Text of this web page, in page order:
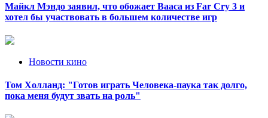
Майкл Мэндо заявил, что обожает Вааса из Far Cry 3 и
хотел бы участвовать в большем количестве игр
Новости кино
Том Холланд: "Готов играть Человека-паука так долго,
пока меня будут звать на роль"